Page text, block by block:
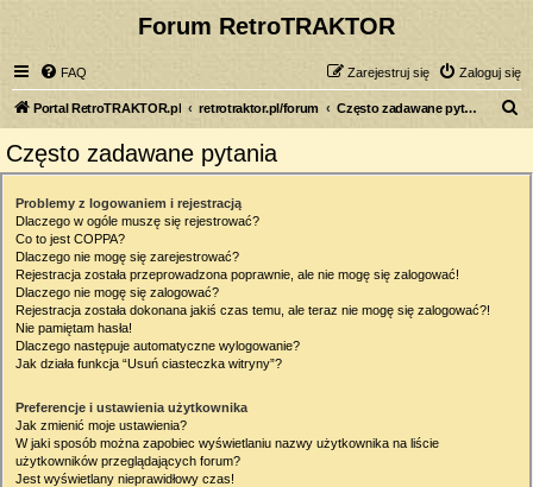
Forum RetroTRAKTOR
FAQ Zaloguj się
Zarejestruj się
Portal RetroTRAKTOR.pl retrotraktor.pl/forum Często zadawane pytania
Często zadawane pytania
Problemy z logowaniem i rejestracją
Dlaczego w ogóle muszę się rejestrować?
Co to jest COPPA?
Dlaczego nie mogę się zarejestrować?
Rejestracja została przeprowadzona poprawnie, ale nie mogę się zalogować!
Dlaczego nie mogę się zalogować?
Rejestracja została dokonana jakiś czas temu, ale teraz nie mogę się zalogować?!
Nie pamiętam hasła!
Dlaczego następuje automatyczne wylogowanie?
Jak działa funkcja “Usuń ciasteczka witryny”?
Preferencje i ustawienia użytkownika
Jak zmienić moje ustawienia?
W jaki sposób można zapobiec wyświetlaniu nazwy użytkownika na liście
użytkowników przeglądających forum?
Jest wyświetlany nieprawidłowy czas!